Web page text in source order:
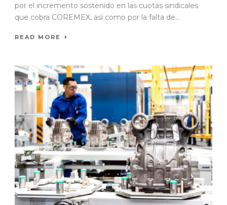
por el incremento sostenido en las cuotas sindicales
que cobra COREMEX, así como por la falta de...
READ MORE